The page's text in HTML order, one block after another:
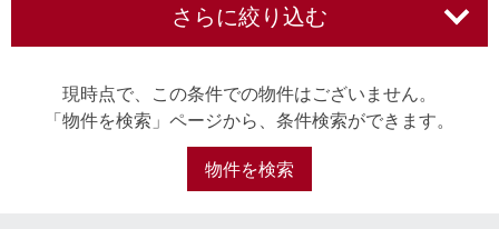
さらに絞り込む
現時点で、この条件での物件はございません。
「物件を検索」ページから、条件検索ができます。
物件を検索